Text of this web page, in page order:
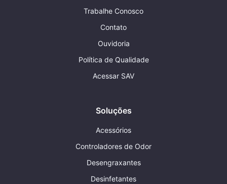
Trabalhe Conosco
Contato
Ouvidoria
Política de Qualidade
Acessar SAV
Soluções
Acessórios
Controladores de Odor
Desengraxantes
Desinfetantes